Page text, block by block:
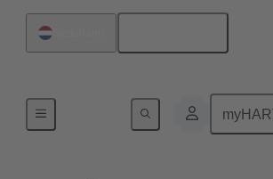
02 04 048 1101